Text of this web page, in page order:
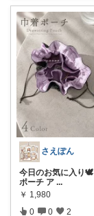
さえぽん
今日のお気に入り
ポーチ ア ...
￥ 1,980
0 0 2